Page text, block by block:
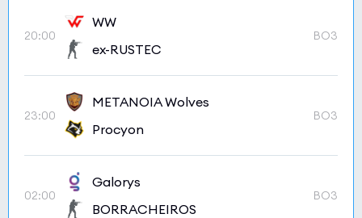
20:00
WW
ex-RUSTEC
BO3
23:00
METANOIA Wolves
Procyon
BO3
02:00
Galorys
BORRACHEIROS
BO3